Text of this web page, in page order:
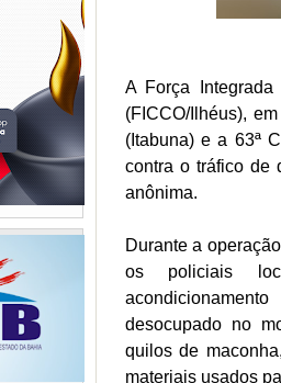
A Força
(FICCO/Ilhéus),
(Itabuna) e a 63ª
contra o tráfico de
anônima.
Durante a
os policiais
desocupado no
quilos de
materiais usados